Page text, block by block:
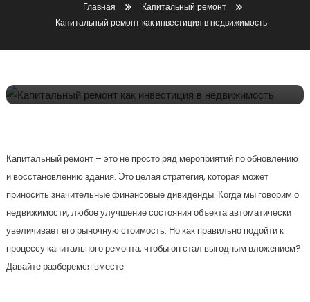
Главная
Капитальный ремонт
Капитальный ремонт как инвестиция в недвижимость
Капитальный ремонт
Капитальный Ремонт Как
Капитальный ремонт – это не просто ряд мероприятий по обновлению
и восстановлению здания. Это целая стратегия, которая может
приносить значительные финансовые дивиденды. Когда мы говорим о
недвижимости, любое улучшение состояния объекта автоматически
увеличивает его рыночную стоимость. Но как правильно подойти к
процессу капитального ремонта, чтобы он стал выгодным вложением?
Давайте разберемся вместе.